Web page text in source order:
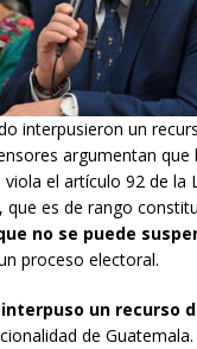
interpusieron un
argumentan que
el artículo 92 de la
que es de rango
no se puede
proceso electoral.
interpuso un recurso
de Guatemala.